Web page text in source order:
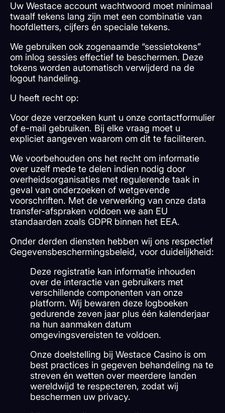
Uw Westace account wachtwoord moet minimaal
twaalf tekens lang zijn met een combinatie van
hoofdletters, cijfers én speciale tekens.
We gebruiken ook zogenaamde “sessietokens”
om inlog sessies effectief te beschermen. Deze
tokens worden automatisch verwijderd na de
logout handeling.
U heeft recht op:
Voor deze verzoeken kunt u onze contactformulier
of e-mail gebruiken. Bij elke vraag moet u
expliciet aangeven waarom om dit te faciliteren.
We voorbehouden ons het recht om informatie
over uzelf mede te delen indien nodig door
overheidsorganisaties met regulerende taak in
geval van onderzoeken of wetgevende
voorschriften. Met de verwerking van onze data
transfer-afspraken voldoen we aan EU
standaarden zoals GDPR binnen het EEA.
Onder derden diensten hebben wij ons respectief
Gegevensbeschermingsbeleid, voor duidelijkheid:
Deze registratie kan informatie inhouden
over de interactie van gebruikers met
verschillende componenten van onze
platform. Wij bewaren deze logboeken
gedurende zeven jaar plus één kalenderjaar
na hun aanmaken datum
omgevingsvereisten te voldoen.
Onze doelstelling bij Westace Casino is om
best practices in gegeven behandeling na te
streven én wetten over meerdere landen
wereldwijd te respecteren, zodat wij
beschermen uw privacy.